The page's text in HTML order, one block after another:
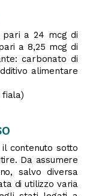
pari a 24 mcg di
a 8,25 mcg di
carbonato di
alimentare
fiala)
contenuto sotto
Da assumere
salvo diversa
di utilizzo varia